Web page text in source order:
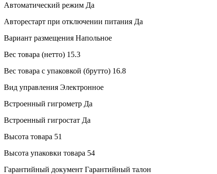
Автоматический режим Да
Авторестарт при отключении питания Да
Вариант размещения Напольное
Вес товара (нетто) 15.3
Вес товара с упаковкой (брутто) 16.8
Вид управления Электронное
Встроенный гигрометр Да
Встроенный гигростат Да
Высота товара 51
Высота упаковки товара 54
Гарантийный документ Гарантийный талон